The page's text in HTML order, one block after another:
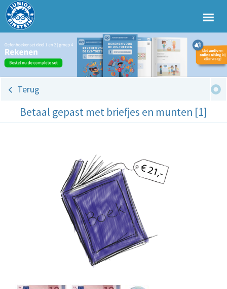
Terug
Betaal gepast met briefjes en munten [1]